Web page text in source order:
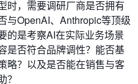
时，需要调研厂商是否拥有
与OpenAI、Anthropic等顶级
的是考察AI在实际业务场景
是否符合品牌调性？能否基
略？以及是否能在销售与客
？